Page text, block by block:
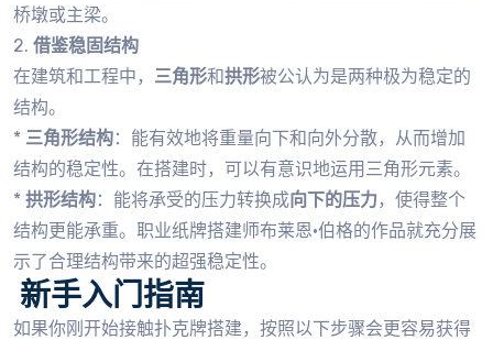
桥墩或主梁。
2. 借鉴稳固结构
在建筑和工程中， 三角形和拱形被公认为是两种极为稳定的
结构。
* 三角形结构：能有效地将重量向下和向外分散，从而增加
结构的稳定性。在搭建时，可以有意识地运用三角形元素。
* 拱形结构：能将承受的压力转换成向下的压力 ，使得整个
结构更能承重。职业纸牌搭建师布莱恩·伯格的作品就充分展
示了合理结构带来的超强稳定性。
️ 新手入门指南
如果你刚开始接触扑克牌搭建，按照以下步骤会更容易获得